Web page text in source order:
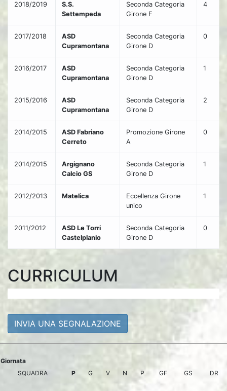
2018/2019
S.S.
Settempeda
Seconda Categoria
Girone F
4
2017/2018
ASD
Cupramontana
Seconda Categoria
Girone D
0
2016/2017
ASD
Cupramontana
Seconda Categoria
Girone D
1
2015/2016
ASD
Cupramontana
Seconda Categoria
Girone D
2
2014/2015
ASD Fabriano
Cerreto
Promozione Girone
A
0
2014/2015
Argignano
Calcio GS
Seconda Categoria
Girone D
1
2012/2013 Matelica
Eccellenza Girone
unico
1
2011/2012
ASD Le Torri
Castelplanio
Seconda Categoria
Girone D
0
CURRICULUM
INVIA UNA SEGNALAZIONE
Giornata
SQUADRA
P G V N P GF GS DR